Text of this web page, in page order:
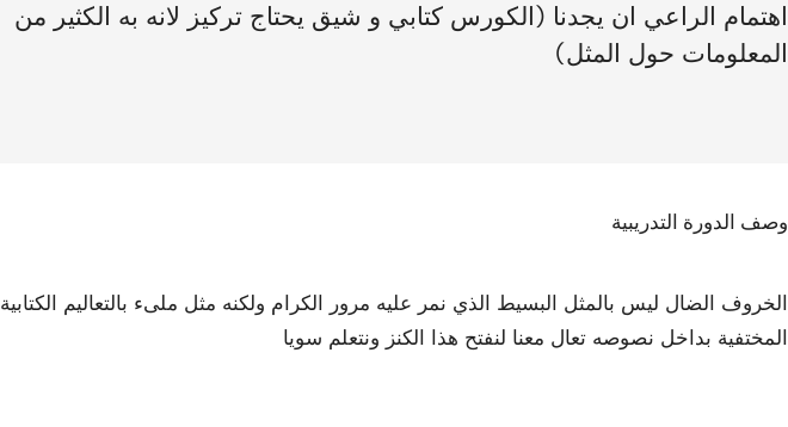
اهتمام الراعي ان يجدنا (الكورس كتابي و شيق يحتاج تركيز لانه به الكثير من
المعلومات حول المثل)
وصف الدورة التدريبية
الخروف الضال ليس بالمثل البسيط الذي نمر عليه مرور الكرام ولكنه مثل ملىء بالتعاليم الكتابية
المختفية بداخل نصوصه تعال معنا لنفتح هذا الكنز ونتعلم سويا